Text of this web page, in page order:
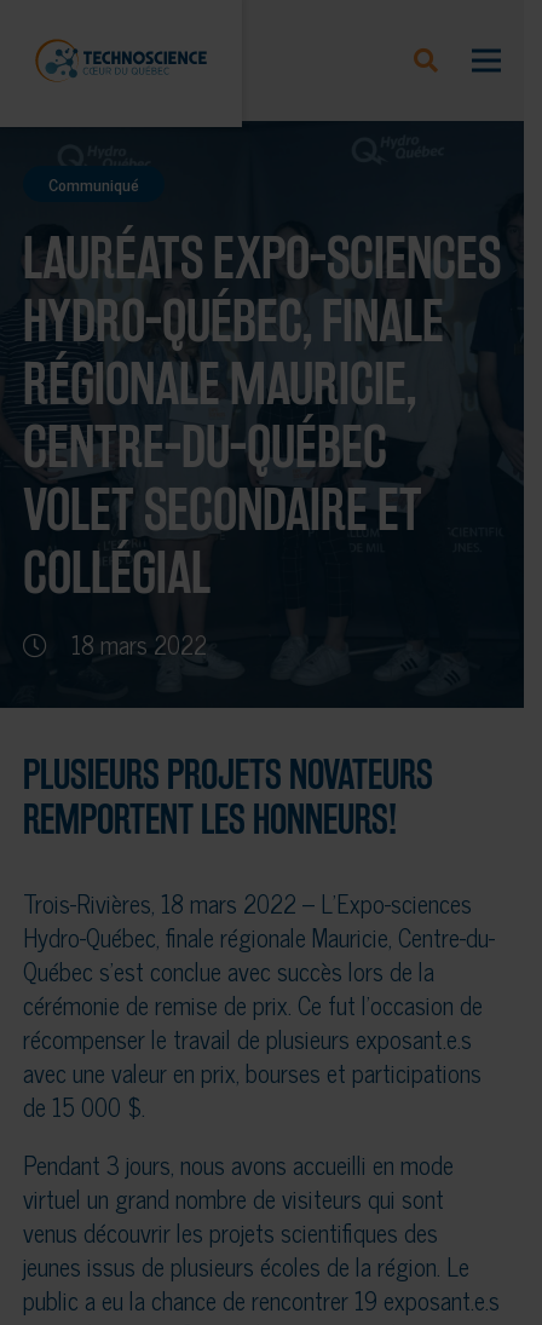
Communiqué
LAURÉATS EXPO-SCIENCES
HYDRO-QUÉBEC, FINALE
RÉGIONALE MAURICIE,
CENTRE-DU-QUÉBEC
VOLET SECONDAIRE ET
COLLÉGIAL
18 mars 2022
PLUSIEURS PROJETS NOVATEURS
REMPORTENT LES HONNEURS!
Trois-Rivières, 18 mars 2022 – L’Expo-sciences
Hydro-Québec, finale régionale Mauricie, Centre-du-
Québec s’est conclue avec succès lors de la
cérémonie de remise de prix. Ce fut l’occasion de
récompenser le travail de plusieurs exposant.e.s
avec une valeur en prix, bourses et participations
de 15 000 $.
Pendant 3 jours, nous avons accueilli en mode
virtuel un grand nombre de visiteurs qui sont
venus découvrir les projets scientifiques des
jeunes issus de plusieurs écoles de la région. Le
public a eu la chance de rencontrer 19 exposant.e.s